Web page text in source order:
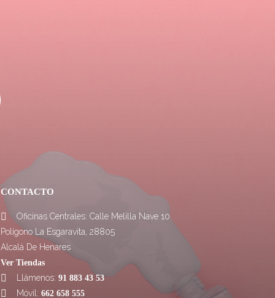
CONTACTO

Oficinas Centrales: Calle Melilla Nave 10.
Polígono La Esgaravita, 28805
Alcalá De Henares
Ver Tiendas
 Llámenos: 91 883 43 53
 Móvil: 662 658 555